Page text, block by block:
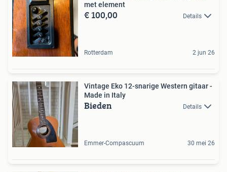
met element
€ 100,00 Details
Rotterdam 2 jun 26
Vintage Eko 12-snarige Western gitaar -
Made in Italy
Bieden Details
Emmer-Compascuum 30 mei 26